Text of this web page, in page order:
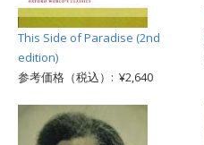
This Side of Paradise (2nd
edition)
参考価格（税込）: ¥2,640